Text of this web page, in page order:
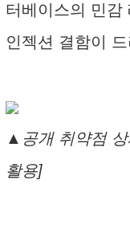
터베이스의 민감
인젝션 결함이
▲공개 취약점
활용]